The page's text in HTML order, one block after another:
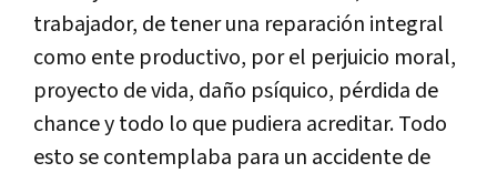
trabajador, de tener una reparación integral
como ente productivo, por el perjuicio moral,
proyecto de vida, daño psíquico, pérdida de
chance y todo lo que pudiera acreditar. Todo
esto se contemplaba para un accidente de